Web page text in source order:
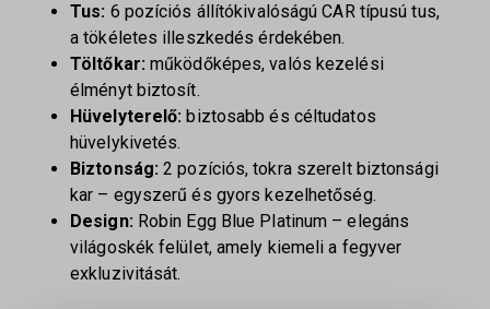
Tus: 6 pozíciós állítókivalóságú CAR típusú tus,
a tökéletes illeszkedés érdekében.
Töltőkar: működőképes, valós kezelési
élményt biztosít.
Hüvelyterelő: biztosabb és céltudatos
hüvelykivetés.
Biztonság: 2 pozíciós, tokra szerelt biztonsági
kar – egyszerű és gyors kezelhetőség.
Design: Robin Egg Blue Platinum – elegáns
világoskék felület, amely kiemeli a fegyver
exkluzivitását.